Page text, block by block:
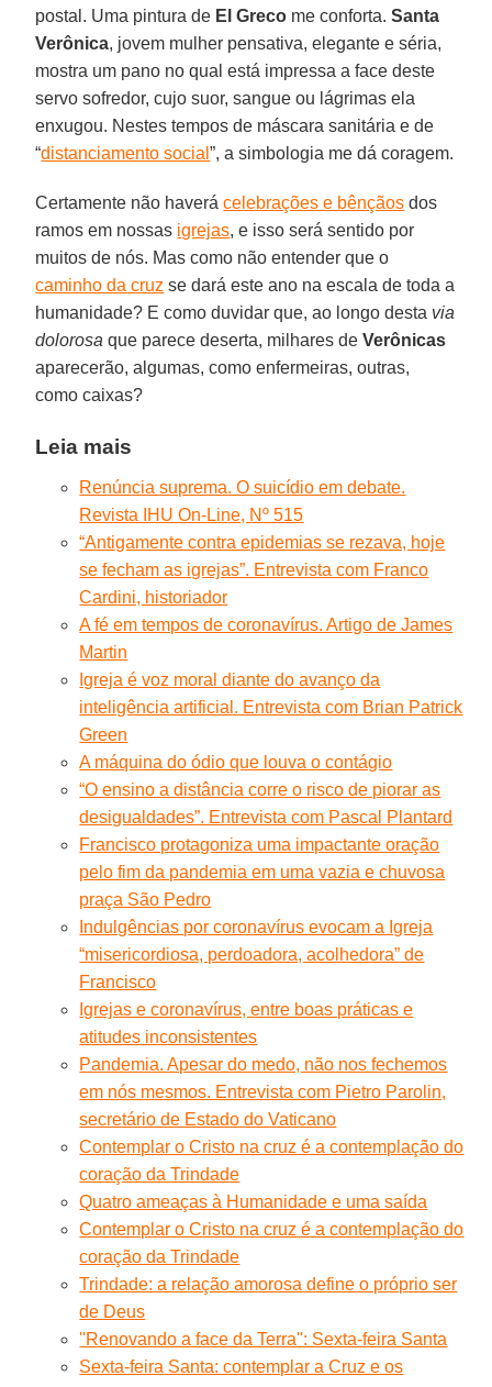
postal. Uma pintura de El Greco me conforta. Santa
Verônica, jovem mulher pensativa, elegante e séria,
mostra um pano no qual está impressa a face deste
servo sofredor, cujo suor, sangue ou lágrimas ela
enxugou. Nestes tempos de máscara sanitária e de
“distanciamento social”, a simbologia me dá coragem.
Certamente não haverácelebrações e bênçãos dos
ramos em nossas igrejas, e isso será sentido por
muitos de nós. Mas como não entender que o
caminho da cruz se dará este ano na escala de toda a
humanidade? E como duvidar que, ao longo desta via
dolorosa que parece deserta, milhares deVerônicas
aparecerão, algumas, como enfermeiras, outras,
como caixas?
Leia mais
Renúncia suprema. O suicídio em debate.
Revista IHU On-Line, Nº 515
“Antigamente contra epidemias se rezava, hoje
se fecham as igrejas”. Entrevista com Franco
Cardini, historiador
A fé em tempos de coronavírus. Artigo de James
Martin
Igreja é voz moral diante do avanço da
inteligência artificial. Entrevista com Brian Patrick
Green
A máquina do ódio que louva o contágio
“O ensino a distância corre o risco de piorar as
desigualdades”. Entrevista com Pascal Plantard
Francisco protagoniza uma impactante oração
pelo fim da pandemia em uma vazia e chuvosa
praça São Pedro
Indulgências por coronavírus evocam a Igreja
“misericordiosa, perdoadora, acolhedora” de
Francisco
Igrejas e coronavírus, entre boas práticas e
atitudes inconsistentes
Pandemia. Apesar do medo, não nos fechemos
em nós mesmos. Entrevista com Pietro Parolin,
secretário de Estado do Vaticano
Contemplar o Cristo na cruz é a contemplação do
coração da Trindade
Quatro ameaças à Humanidade e uma saída
Contemplar o Cristo na cruz é a contemplação do
coração da Trindade
Trindade: a relação amorosa define o próprio ser
de Deus
''Renovando a face da Terra'': Sexta-feira Santa
Sexta-feira Santa: contemplar a Cruz e os